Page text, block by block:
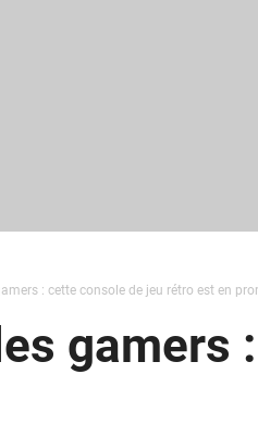
: cette console de jeu rétro est en
gamers